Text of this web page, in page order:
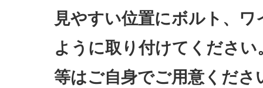
見やすい位置にボルト、
ように取り付けてくださ
等はご自身でご用意くださ